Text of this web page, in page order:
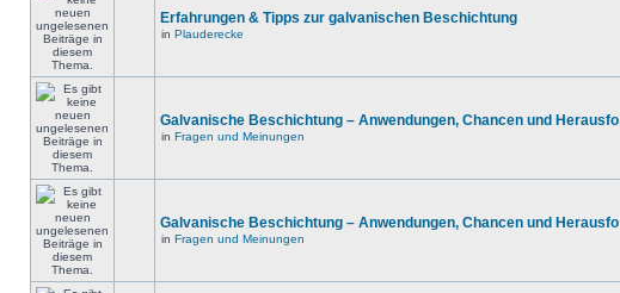
Erfahrungen & Tipps zur galvanischen Beschichtung
in Plauderecke
Galvanische Beschichtung – Anwendungen, Chancen und Herausfo
in Fragen und Meinungen
Galvanische Beschichtung – Anwendungen, Chancen und Herausfo
in Fragen und Meinungen